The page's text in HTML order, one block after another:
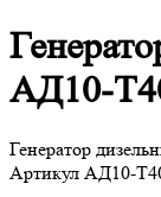
АД10-
Генератор
Артикул АД10-